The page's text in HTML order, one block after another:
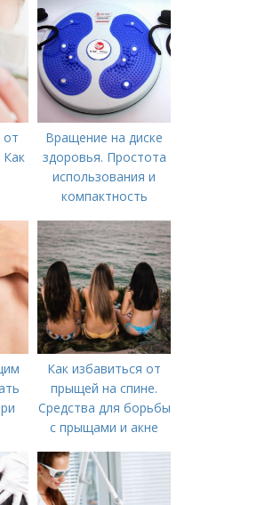
Вращение на диске
здоровья. Простота
использования и
компактность
Как избавиться от
прыщей на спине.
Средства для борьбы
с прыщами и акне